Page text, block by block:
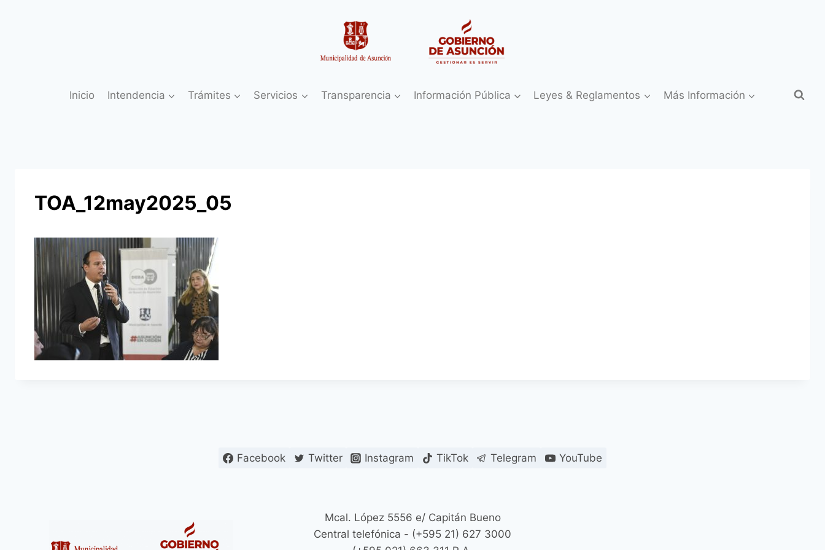
Inicio Intendencia Trámites Servicios Transparencia Información Pública Leyes & Reglamentos Más Información
TOA_12may2025_05
Facebook Twitter Instagram TikTok Telegram YouTube
Mcal. López 5556 e/ Capitán Bueno
Central telefónica - (+595 21) 627 3000